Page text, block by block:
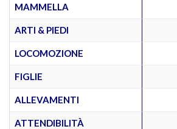
MAMMELLA
ARTI & PIEDI
LOCOMOZIONE
FIGLIE
ALLEVAMENTI
ATTENDIBILITÀ